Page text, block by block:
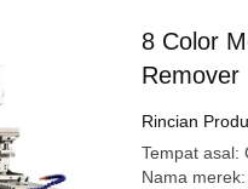
8 Color
Remover
Machine
Rincian
Tempat asal:
Nama